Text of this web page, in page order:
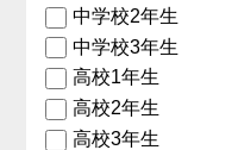
中学校2年生
中学校3年生
高校1年生
高校2年生
高校3年生